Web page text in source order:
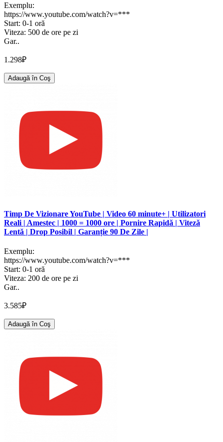
Exemplu:
https://www.youtube.com/watch?v=***
Start: 0-1 oră
Viteza: 500 de ore pe zi
Gar..
1.298₽
Adaugă în Coş
Timp De Vizionare YouTube | Video 60 minute+ | Utilizatori
Reali | Amestec | 1000 = 1000 ore | Pornire Rapidă | Viteză
Lentă | Drop Posibil | Garanție 90 De Zile |
Exemplu:
https://www.youtube.com/watch?v=***
Start: 0-1 oră
Viteza: 200 de ore pe zi
Gar..
3.585₽
Adaugă în Coş